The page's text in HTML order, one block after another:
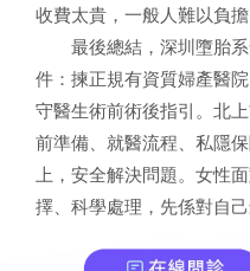
收費太貴，一般人難以負擔
最後總結，深圳墮胎
件：揀正規有資質婦產醫
守醫生術前術後指引。北
前準備、就醫流程、私隱
上，安全解決問題。女性
擇、科學處理，先係對自己